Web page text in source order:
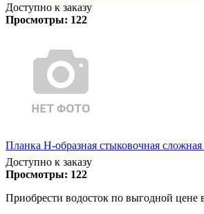
Доступно к заказу
Просмотры: 122
Планка Н-образная стыковочная
Доступно к заказу
Просмотры: 122
Приобрести водосток по выгодной цене